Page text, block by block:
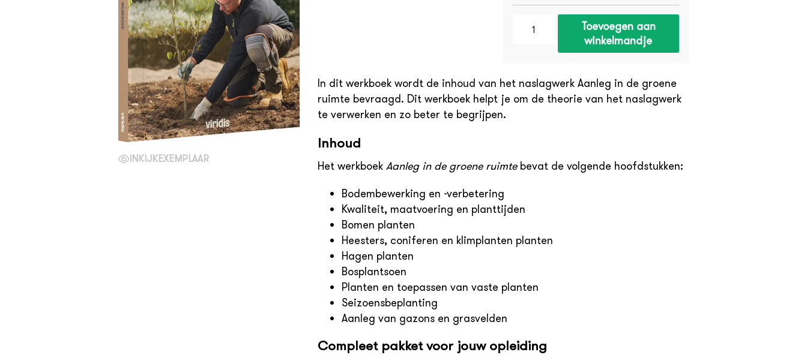
INKIJKEXEMPLAAR
Toevoegen aan
winkelmandje
In dit werkboek wordt de inhoud van het naslagwerk Aanleg in de groene
ruimte bevraagd. Dit werkboek helpt je om de theorie van het naslagwerk
te verwerken en zo beter te begrijpen.
Inhoud
Het werkboek Aanleg in de groene ruimtebevat de volgende hoofdstukken:
Bodembewerking en -verbetering
Kwaliteit, maatvoering en planttijden
Bomen planten
Heesters, coniferen en klimplanten planten
Hagen planten
Bosplantsoen
Planten en toepassen van vaste planten
Seizoensbeplanting
Aanleg van gazons en grasvelden
Compleet pakket voor jouw opleiding